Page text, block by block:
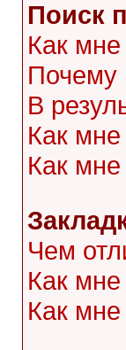
Поиск
Как
Почему
В
Как
Как
Чем
Как
Как мне